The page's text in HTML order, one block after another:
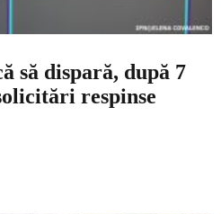
să dispară, după 7
respinse